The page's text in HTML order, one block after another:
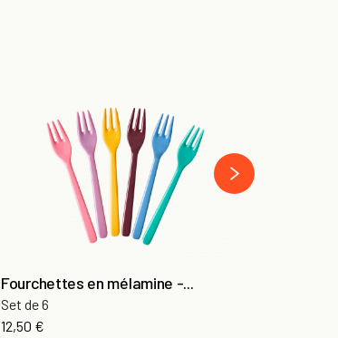
Fourchettes en mélamine -...
Set de 6
12,50 €
›